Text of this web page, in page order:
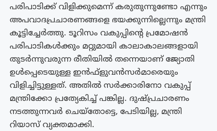
പരിപാടിക്ക് വിളിക്കുമെന്ന് കരുതുന്നുണ്ടോ എന്നും
അപവാദപ്രചാരണങ്ങളെ ഭയക്കുന്നില്ലെന്നും മന്ത്രി
കൂട്ടിച്ചേർത്തു. ടൂറിസം വകുപ്പിന്റെ പ്രമോഷന്‍
പരിപാടികള്‍ക്കും മറ്റുമായി കാലാകാലങ്ങളായി
തുടര്‍ന്നുവരുന്ന രീതിയില്‍ തന്നെയാണ് ജ്യോതി
ഉള്‍പ്പെടെയുള്ള ഇന്‍ഫ്‌ളുവന്‍സര്‍മാരെയും
വിളിച്ചിട്ടുള്ളത്. അതില്‍ സര്‍ക്കാരിനോ വകുപ്പ്
മന്ത്രിക്കോ പ്രത്യേകിച്ച് പങ്കില്ല. ദുഷ്പ്രചാരണം
നടത്തുന്നവര്‍ ചെയ്‌തോട്ടെ, പേടിയില്ല, മന്ത്രി
റിയാസ് വ്യക്തമാക്കി.